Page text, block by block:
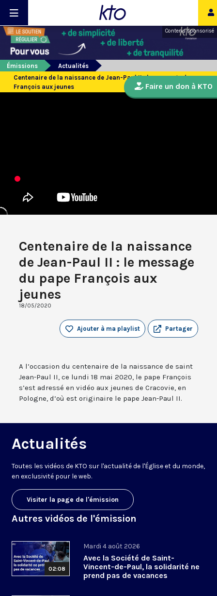
Contenu sponsorisé
Émissions
Actualités
Centenaire de la naissance de Jean-Paul II : le message du pape
François aux jeunes
Centenaire de la naissance
de Jean-Paul II : le message
du pape François aux
jeunes
18/05/2020
Partager
Ajouter à ma playlist
A l’occasion du centenaire de la naissance de saint
Jean-Paul II, ce lundi 18 mai 2020, le pape François
s’est adressé en vidéo aux jeunes de Cracovie, en
Pologne, d’où est originaire le pape Jean-Paul II.
Actualités
Toutes les vidéos de KTO sur l'actualité de l'Église et du monde,
en exclusivité pour le web.
Visiter la page de l'émission
Autres vidéos de l'émission
02:08
Mardi 4 août 2026
Avec la Société de Saint-
Vincent-de-Paul, la solidarité ne
prend pas de vacances
Faire un don à KTO